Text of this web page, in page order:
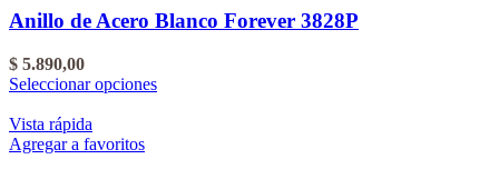
del
producto
Las
pueden
elegir
Anillo de Acero Blanco Forever 3828P
$ 5.890,00
Seleccionar opcionesEste
Vista rápida
Agregar a favoritos